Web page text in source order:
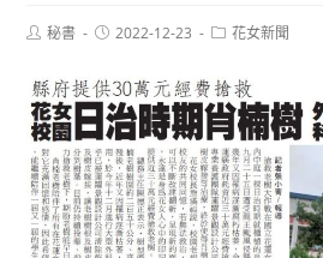
Post秘書
Post2022-12-23
Post花女新聞